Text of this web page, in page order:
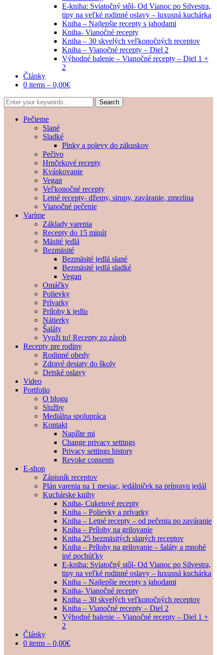
E-kniha: Sviatočný stôl- Od Vianoc po Silvestra,
tipy na veľké rodinné oslavy – luxusná kuchárka
Kniha – Najlepšie recepty s jahodami
Kniha- Vianočné recepty
Kniha – 30 skvelých veľkonočných receptov
Kniha – Vianočné recepty – Diel 2
Výhodné balenie – Vianočné recepty – Diel 1 +
2
Články
0 items – 0,00€
Pečieme
Slané
Sladké
Plnky a polevy do zákuskov
Pečivo
Hrnčekové recepty
Kváskovanie
Vegan
Veľkonočné recepty
Letné recepty- džemy, sirupy, zaváranie, zmrzlina
Vianočné pečenie
Varíme
Základy varenia
Recepty do 15 minút
Mäsité jedlá
Bezmäsité
Bezmäsité jedlá slané
Bezmäsité jedlá sladké
Vegan
Omáčky
Polievky
Prívarky
Prílohy k jedlu
Nátierky
Šaláty
Využi to! Recepty zo zásob
Recepty pre rodiny
Rodinné obedy
Zdravé desiaty do školy
Detské oslavy
Video
Portfolio
O blogu
Služby
Mediálna spolupráca
Kontakt
Napíšte mi
Change privacy settings
Privacy settings history
Revoke consents
E-shop
Zápisník receptov
Plán varenia na 1 mesiac, jedálniček na prípravu jedál
Kuchárske knihy
Kniha- Cuketové recepty
Kniha – Polievky a prívarky
Kniha – Letné recepty – od pečenia po zaváranie
Kniha – Prílohy na grilovanie
Kniha 25 bezmäsitých slaných receptov
Kniha – Prílohy na grilovanie – šaláty a mnohé
iné pochúťky
E-kniha: Sviatočný stôl- Od Vianoc po Silvestra,
tipy na veľké rodinné oslavy – luxusná kuchárka
Kniha – Najlepšie recepty s jahodami
Kniha- Vianočné recepty
Kniha – 30 skvelých veľkonočných receptov
Kniha – Vianočné recepty – Diel 2
Výhodné balenie – Vianočné recepty – Diel 1 +
2
Články
0 items – 0,00€